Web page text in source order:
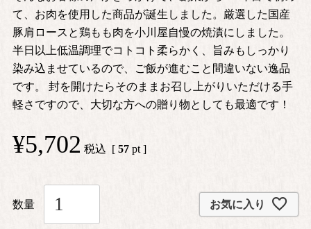
て、お肉を使用した商品が誕生しました。厳選した国産
豚肩ロースと鶏もも肉を小川屋自慢の焼漬にしました。
半日以上低温調理でコトコト柔らかく、旨みもしっかり
染み込ませているので、ご飯が進むこと間違いない逸品
です。 封を開けたらそのままお召し上がりいただける手
軽さですので、大切な方への贈り物としても最適です！
¥5,702 税込 [ 57 pt ]
お気に入り